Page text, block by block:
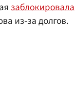
заблокировала
из-за долгов.